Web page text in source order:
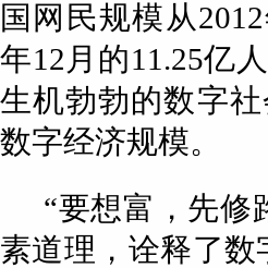
国网民规模从
年12月的11.25亿
生机勃勃的数字
数字经济规模。
“要想富，先修
素道理，诠释了数